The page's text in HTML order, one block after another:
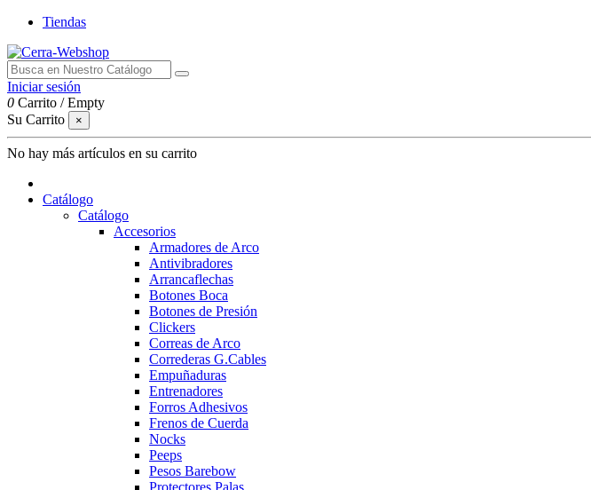
Tiendas
Iniciar sesión
0 Carrito /Empty
Su Carrito
×
No hay más artículos en su carrito
Catálogo
Catálogo
Accesorios
Armadores de Arco
Antivibradores
Arrancaflechas
Botones Boca
Botones de Presión
Clickers
Correas de Arco
Correderas G.Cables
Empuñaduras
Entrenadores
Forros Adhesivos
Frenos de Cuerda
Nocks
Peeps
Pesos Barebow
Protectores Palas